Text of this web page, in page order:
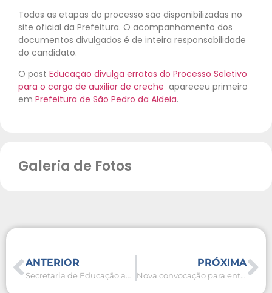
Todas as etapas do processo são disponibilizadas no
site oficial da Prefeitura. O acompanhamento dos
documentos divulgados é de inteira responsabilidade
do candidato.
O post Educação divulga erratas do Processo Seletivo
para o cargo de auxiliar de creche apareceu primeiro
em Prefeitura de São Pedro da Aldeia.
Galeria de Fotos
ANTERIOR
Secretaria de Educação abre novas inscrições para transporte universitário gratuito
PRÓXIMA
Nova convocação para entrega de documentos do cargo de auxiliar de creche é divulgada após errata do Processo Seletivo